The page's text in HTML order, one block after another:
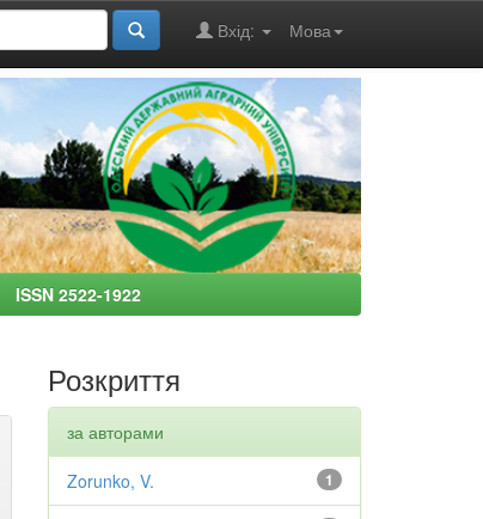
Мова
Вхід:
2522-1922
Розкриття
за авторами
1
Zorunko, V.